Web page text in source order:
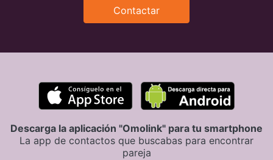
Contactar
Descarga la aplicación "Omolink" para tu smartphone
La app de contactos que buscabas para encontrar
pareja